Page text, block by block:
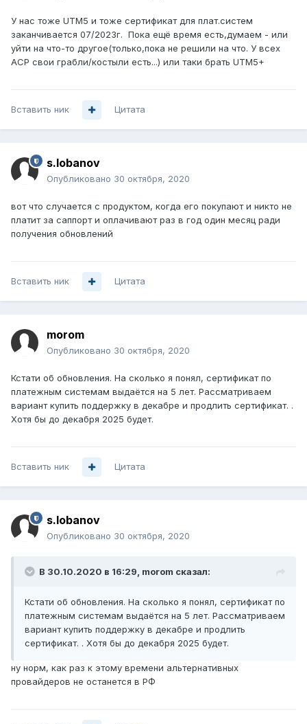
У нас тоже UTM5 и тоже сертификат для плат.систем
заканчивается 07/2023г. Пока ещё время есть,думаем - или
уйти на что-то другое(только,пока не решили на что. У всех
АСР свои грабли/костыли есть...) или таки брать UTM5+
Вставить ник Цитата
s.lobanov
Опубликовано 30 октября, 2020
вот что случается с продуктом, когда его покупают и никто не
платит за саппорт и оплачивают раз в год один месяц ради
получения обновлений
Вставить ник Цитата
morom
Опубликовано 30 октября, 2020
Кстати об обновления. На сколько я понял, сертификат по
платежным системам выдаётся на 5 лет. Рассматриваем
вариант купить поддержку в декабре и продлить сертификат. .
Хотя бы до декабря 2025 будет.
Вставить ник Цитата
s.lobanov
Опубликовано 30 октября, 2020
В 30.10.2020 в 16:29, morom сказал:
Кстати об обновления. На сколько я понял, сертификат по
платежным системам выдаётся на 5 лет. Рассматриваем
вариант купить поддержку в декабре и продлить
сертификат. . Хотя бы до декабря 2025 будет.
ну норм, как раз к этому времени альтернативных
провайдеров не останется в РФ